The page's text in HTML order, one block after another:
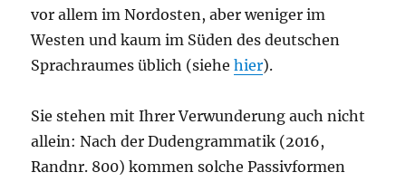
vor allem im Nordosten, aber weniger im
Westen und kaum im Süden des deutschen
Sprachraumes üblich (siehehier).
Sie stehen mit Ihrer Verwunderung auch nicht
allein: Nach der Dudengrammatik (2016,
Randnr. 800) kommen solche Passivformen